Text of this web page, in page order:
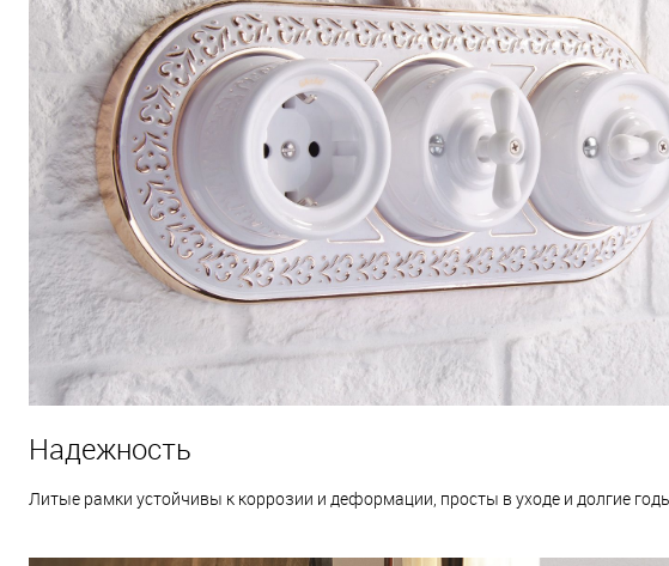
Надежность
Литые рамки устойчивы к коррозии и деформации, просты в уходе и долгие